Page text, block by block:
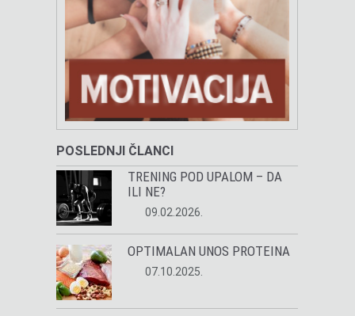
POSLEDNJI ČLANCI
TRENING POD UPALOM – DA
ILI NE?
09.02.2026.
OPTIMALAN UNOS PROTEINA
07.10.2025.